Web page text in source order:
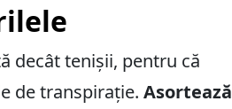
decât tenișii, pentru că
de transpirație. Asortează